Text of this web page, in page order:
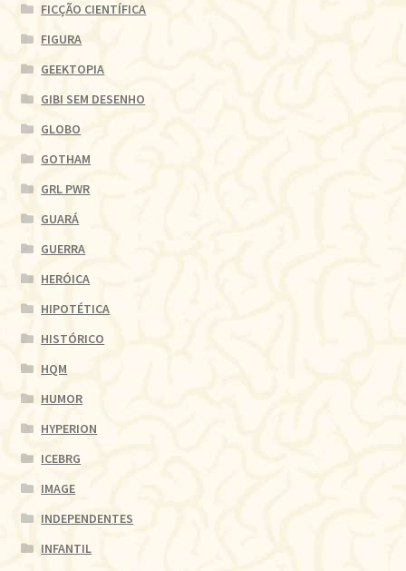
FICÇÃO CIENTÍFICA
FIGURA
GEEKTOPIA
GIBI SEM DESENHO
GLOBO
GOTHAM
GRL PWR
GUARÁ
GUERRA
HERÓICA
HIPOTÉTICA
HISTÓRICO
HQM
HUMOR
HYPERION
ICEBRG
IMAGE
INDEPENDENTES
INFANTIL